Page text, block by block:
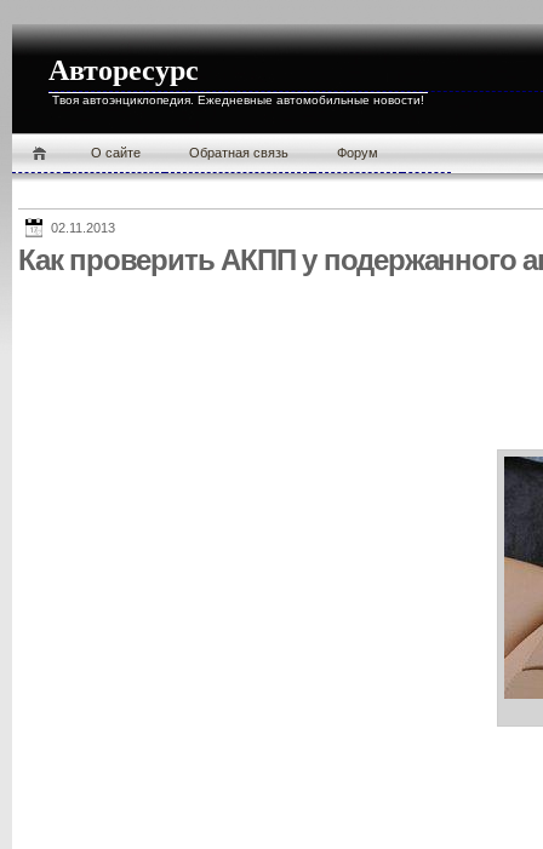
Авторесурс
Твоя автоэнциклопедия. Ежедневные автомобильные новости!
О cайте Обратная связь Форум
02.11.2013
Как проверить АКПП у подержанного